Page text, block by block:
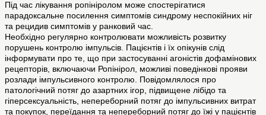
Під час лікування ропініролом може спостерігатися
парадоксальне посилення симптомів синдрому неспокійних ніг
та рецидив симптомів у ранковий час.
Необхідно регулярно контролювати можливість розвитку
порушень контролю імпульсів. Пацієнтів і їх опікунів слід
інформувати про те, що при застосуванні агоністів дофамінових
рецепторів, включаючи Ропінірол, можливі поведінкові прояви
розлади імпульсивного контролю. Повідомлялося про
патологічний потяг до азартних ігор, підвищене лібідо та
гіперсексуальність, непереборний потяг до імпульсивних витрат
та покупок, переїдання та непереборний потяг до їжі у пацієнтів